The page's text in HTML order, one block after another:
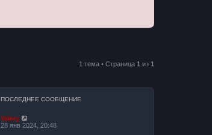
1 тема • Страница 1 из 1
ПОСЛЕДНЕЕ СООБЩЕНИЕ
Valery
28 янв 2024, 20:48